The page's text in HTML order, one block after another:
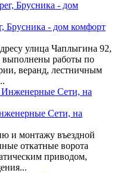
Брусника - дом комфорт
улица Чаплыгина 92,
выполнены работы по
веранд, лестничным
Сети, на
и монтажу въездной
откатные ворота
приводом,